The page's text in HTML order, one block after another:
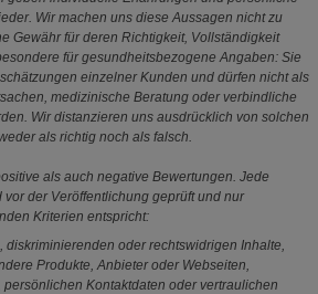
Wir machen uns diese Aussagen nicht zu
Gewähr für deren Richtigkeit, Vollständigkeit
für gesundheitsbezogene Angaben: Sie
einzelner Kunden und dürfen nicht als
medizinische Beratung oder verbindliche
Wir distanzieren uns ausdrücklich von solchen
als richtig noch als falsch.
als auch negative Bewertungen. Jede
der Veröffentlichung geprüft und nur
Kriterien entspricht:
diskriminierenden oder rechtswidrigen Inhalte,
Produkte, Anbieter oder Webseiten,
Kontaktdaten oder vertraulichen